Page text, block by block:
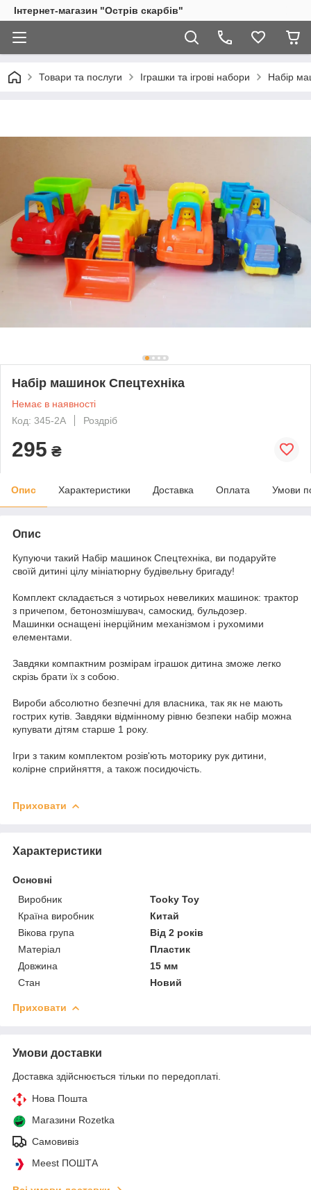
Інтернет-магазин "Острів скарбів"
Товари та послуги Іграшки та ігрові набори Набір
Набір машинок Спецтехніка
Немає в наявності
Код: 345-2A
Роздріб
295 ₴
Опис Характеристики Доставка Оплата Умови
Опис
Купуючи такий Набір машинок Спецтехніка, ви подаруйте
своїй дитині цілу мініатюрну будівельну бригаду!
Комплект складається з чотирьох невеликих машинок: трактор
з причепом, бетонозмішувач, самоскид, бульдозер.
Машинки оснащені інерційним механізмом і рухомими
елементами.
Завдяки компактним розмірам іграшок дитина зможе легко
скрізь брати їх з собою.
Вироби абсолютно безпечні для власника, так як не мають
гострих кутів. Завдяки відмінному рівню безпеки набір можна
купувати дітям старше 1 року.
Ігри з таким комплектом розів'ють моторику рук дитини,
колірне сприйняття, а також посидючість.
Приховати
Характеристики
Основні
Виробник
Tooky Toy
Країна виробник
Китай
Вікова група
Від 2 років
Матеріал
Пластик
Довжина
15 мм
Стан
Новий
Приховати
Умови доставки
Доставка здійснюється тільки по передоплаті.
Нова Пошта
Магазини Rozetka
Самовивіз
Meest ПОШТА